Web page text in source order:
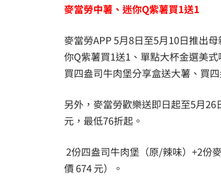
麥當勞中薯、迷你Q紫薯買1送1
麥當勞APP 5月8日至5月10日推出
你Q紫薯買1送1、單點大杯金選美
買四盎司牛肉堡分享盒送大薯、買
另外，麥當勞歡樂送即日起至5月
元，最低76折起。
2份四盎司牛肉堡（原/辣味）+2份
價 674 元）。